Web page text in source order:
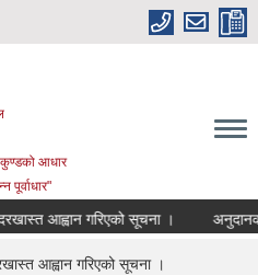
आधार
पूर्वाधार"
आह्वान गरिएको सूचना । अनुदानको
आह्वान गरिएको सूचना ।